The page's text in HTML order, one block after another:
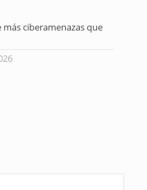
más ciberamenazas que